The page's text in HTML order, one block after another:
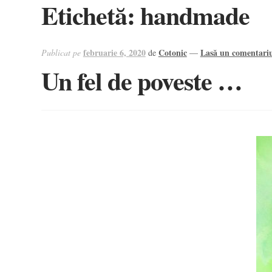
Etichetă:handmade
Publicat pe februarie 6, 2020 de Cotonic — Lasă un
Un fel de poveste …